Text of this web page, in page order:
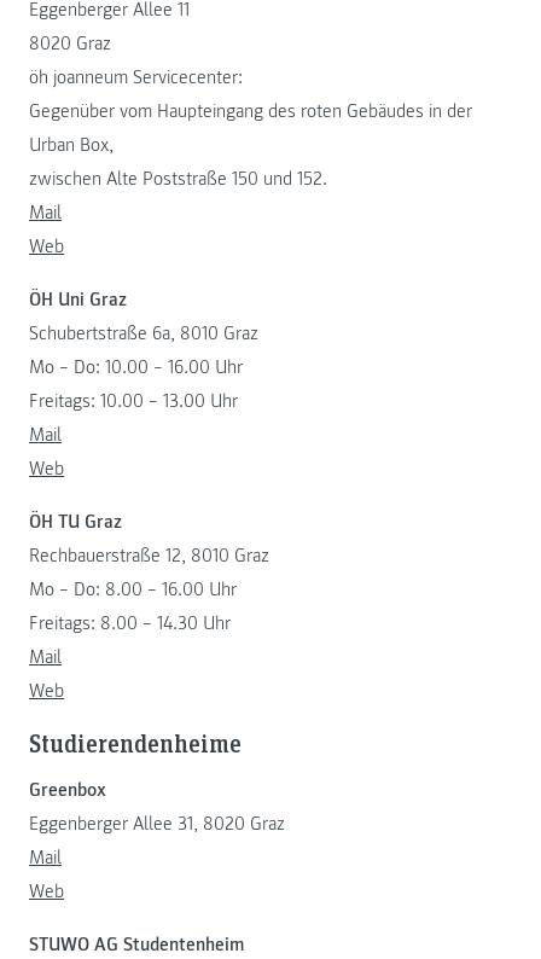
Eggenberger Allee 11
8020 Graz
öh joanneum Servicecenter:
Gegenüber vom Haupteingang des roten Gebäudes in der
Urban Box,
zwischen Alte Poststraße 150 und 152.
Mail
Web
ÖH Uni Graz
Schubertstraße 6a, 8010 Graz
Mo – Do: 10.00 – 16.00 Uhr
Freitags: 10.00 – 13.00 Uhr
Mail
Web
ÖH TU Graz
Rechbauerstraße 12, 8010 Graz
Mo – Do: 8.00 – 16.00 Uhr
Freitags: 8.00 – 14.30 Uhr
Mail
Web
Studierendenheime
Greenbox
Eggenberger Allee 31, 8020 Graz
Mail
Web
STUWO AG Studentenheim